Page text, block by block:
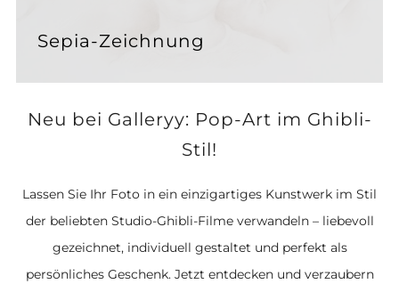
Sepia-Zeichnung
Neu bei Galleryy: Pop-Art im Ghibli-
Stil!
Lassen Sie Ihr Foto in ein einzigartiges Kunstwerk im Stil
der beliebten Studio-Ghibli-Filme verwandeln – liebevoll
gezeichnet, individuell gestaltet und perfekt als
persönliches Geschenk. Jetzt entdecken und verzaubern